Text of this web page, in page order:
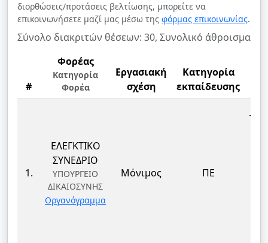
διορθώσεις/προτάσεις βελτίωσης, μπορείτε να
επικοινωνήσετε μαζί μας μέσω της φόρμας επικοινωνίας.
Σύνολο διακριτών θέσεων: 30, Συνολικό άθροισμα
#
Φορέας
Κατηγορία
Φορέα
Εργασιακή
σχέση
Κατηγορία
εκπαίδευσης
1.
ΕΛΕΓΚΤΙΚΟ
ΣΥΝΕΔΡΙΟ
ΥΠΟΥΡΓΕΙΟ
ΔΙΚΑΙΟΣΥΝΗΣ
Οργανόγραμμα
Μόνιμος ΠΕ